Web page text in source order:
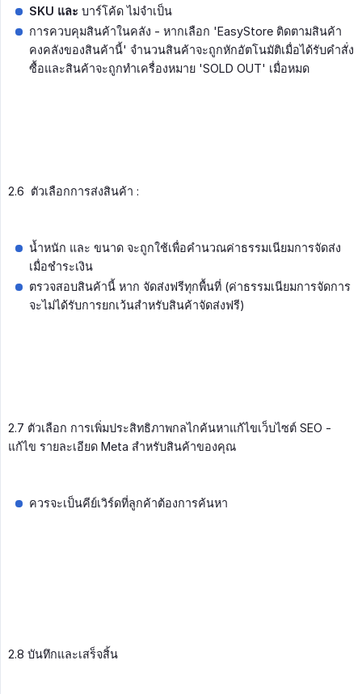
SKU และ บาร์โค้ด ไม่จำเป็น
การควบคุมสินค้าในคลัง - หากเลือก 'EasyStore ติดตามสินค้า
คงคลังของสินค้านี้' จำนวนสินค้าจะถูกหักอัตโนมัติเมื่อได้รับคำสั่ง
ซื้อและสินค้าจะถูกทำเครื่องหมาย 'SOLD OUT' เมื่อหมด
2.6 ตัวเลือกการส่งสินค้า :
น้ำหนัก และ ขนาด จะถูกใช้เพื่อคำนวณค่าธรรมเนียมการจัดส่ง
เมื่อชำระเงิน
ตรวจสอบสินค้านี้ หาก จัดส่งฟรีทุกพื้นที่ (ค่าธรรมเนียมการจัดการ
จะไม่ได้รับการยกเว้นสำหรับสินค้าจัดส่งฟรี)
2.7 ตัวเลือก การเพิ่มประสิทธิภาพกลไกค้นหาแก้ไขเว็บไซต์ SEO -
แก้ไข รายละเอียด Meta สำหรับสินค้าของคุณ
ควรจะเป็นคีย์เวิร์ดที่ลูกค้าต้องการค้นหา
2.8 บันทึกและเสร็จสิ้น